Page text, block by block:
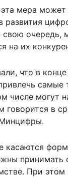
мера может
развития
свою очередь,
на их
что в
самые
числе могут
говорится в
касаются
принимать
При этом